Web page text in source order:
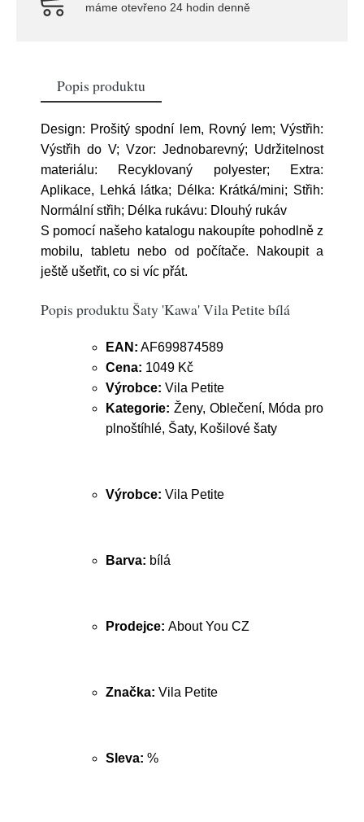
máme otevřeno 24 hodin denně
Popis produktu
Design: Prošitý spodní lem, Rovný lem; Výstřih:
Výstřih do V; Vzor: Jednobarevný; Udržitelnost
materiálu: Recyklovaný polyester; Extra:
Aplikace, Lehká látka; Délka: Krátká/mini; Střih:
Normální střih; Délka rukávu: Dlouhý rukáv
S pomocí našeho katalogu nakoupíte pohodlně z
mobilu, tabletu nebo od počítače. Nakoupit a
ještě ušetřit, co si víc přát.
Popis produktu Šaty 'Kawa' Vila Petite bílá
EAN: AF699874589
Cena: 1049 Kč
Výrobce: Vila Petite
Kategorie: Ženy, Oblečení, Móda pro
plnoštíhlé, Šaty, Košilové šaty
Výrobce: Vila Petite
Barva: bílá
Prodejce: About You CZ
Značka: Vila Petite
Sleva: %